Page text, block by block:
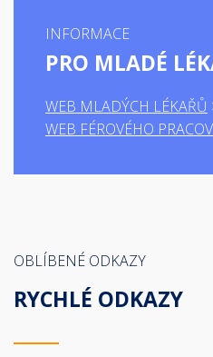
INFORMACE
PRO MLADÉ
WEB MLADÝCH LÉKAŘŮ
WEB FÉROVÉHO
OBLÍBENÉ ODKAZY
RYCHLÉ ODKAZY